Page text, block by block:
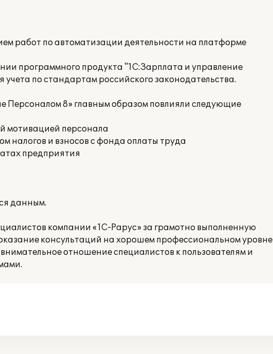
работ по автоматизации деятельности на платформе
программного продукта "1С:Зарплата и управление
по стандартам российского законодательства.
8» главным образом повлияли следующие
мотивацией персонала
налогов и взносов с фонда оплаты труда
предприятия
данным.
компании «1С-Рарус» за грамотно выполненную
консультаций на хорошем профессиональном уровне
отношение специалистов к пользователям и